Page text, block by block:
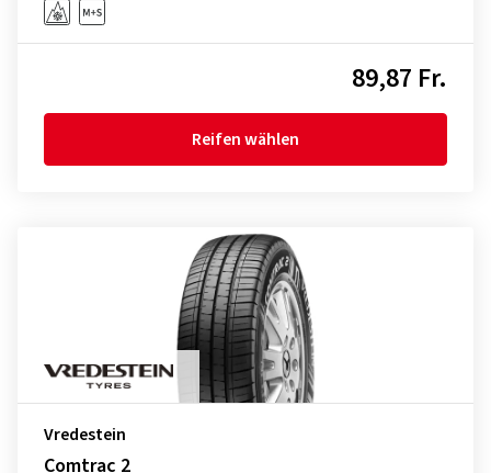
89,87 Fr.
Reifen wählen
Vredestein
Comtrac 2